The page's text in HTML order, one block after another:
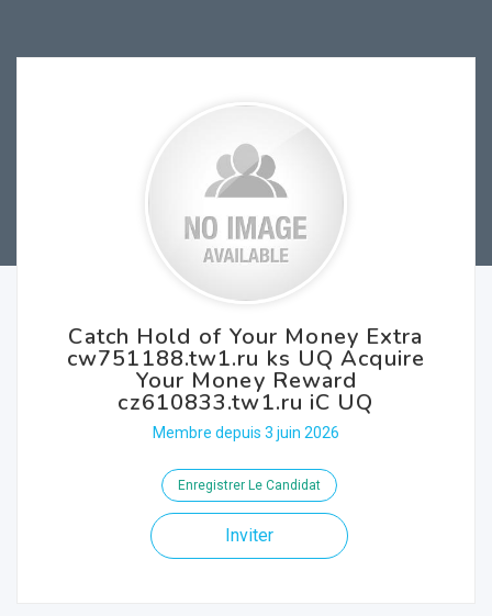
Catch Hold of Your Money Extra
cw751188.tw1.ru ks UQ Acquire
Your Money Reward
cz610833.tw1.ru iC UQ
Membre depuis 3 juin 2026
Enregistrer Le Candidat
Inviter